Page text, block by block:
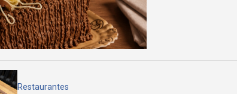
Restaurantes